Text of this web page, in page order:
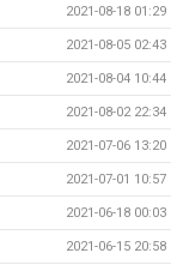
2021-08-18 01:29
2021-08-05 02:43
2021-08-04 10:44
2021-08-02 22:34
2021-07-06 13:20
2021-07-01 10:57
2021-06-18 00:03
2021-06-15 20:58